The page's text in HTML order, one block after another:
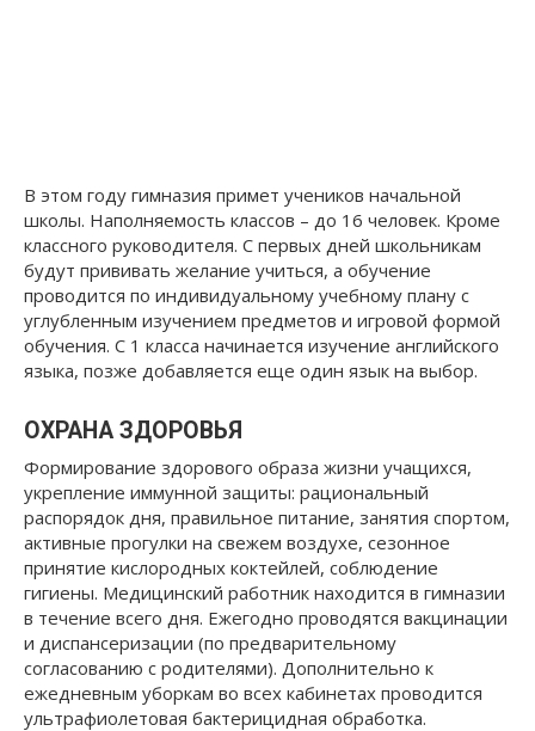
В этом году гимназия примет учеников начальной
школы. Наполняемость классов – до 16 человек. Кроме
классного руководителя. С первых дней школьникам
будут прививать желание учиться, а обучение
проводится по индивидуальному учебному плану с
углубленным изучением предметов и игровой формой
обучения. С 1 класса начинается изучение английского
языка, позже добавляется еще один язык на выбор.
ОХРАНА ЗДОРОВЬЯ
Формирование здорового образа жизни учащихся,
укрепление иммунной защиты: рациональный
распорядок дня, правильное питание, занятия спортом,
активные прогулки на свежем воздухе, сезонное
принятие кислородных коктейлей, соблюдение
гигиены. Медицинский работник находится в гимназии
в течение всего дня. Ежегодно проводятся вакцинации
и диспансеризации (по предварительному
согласованию с родителями). Дополнительно к
ежедневным уборкам во всех кабинетах проводится
ультрафиолетовая бактерицидная обработка.